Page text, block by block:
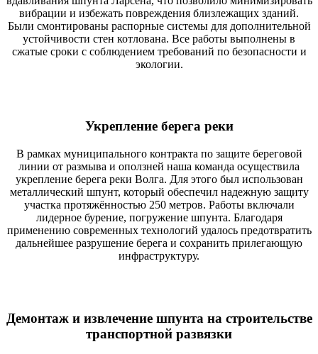
вибрации и избежать повреждения близлежащих зданий.
Были смонтированы распорные системы для дополнительной
устойчивости стен котлована. Все работы выполнены в
сжатые сроки с соблюдением требований по безопасности и
экологии.
Укрепление берега реки
В рамках муниципального контракта по защите береговой
линии от размыва и оползней наша команда осуществила
укрепление берега реки Волга. Для этого был использован
металлический шпунт, который обеспечил надежную защиту
участка протяжённостью 250 метров. Работы включали
лидерное бурение, погружение шпунта. Благодаря
применению современных технологий удалось предотвратить
дальнейшее разрушение берега и сохранить прилегающую
инфраструктуру.
Демонтаж и извлечение шпунта на строительстве
транспортной развязки